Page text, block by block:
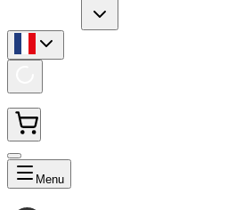
Menu